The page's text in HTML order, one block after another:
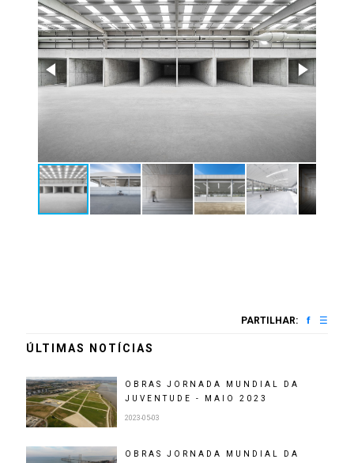
PARTILHAR:
ÚLTIMAS NOTÍCIAS
OBRAS JORNADA MUNDIAL DA
JUVENTUDE - MAIO 2023
2023-05-03
OBRAS JORNADA MUNDIAL DA